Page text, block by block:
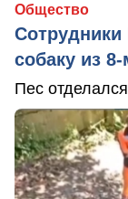
Общество
собаку из
Пес